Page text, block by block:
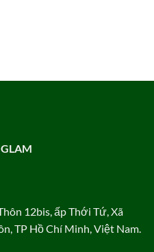
12bis, ấp Thới Tứ, Xã
TP Hồ Chí Minh, Việt Nam.